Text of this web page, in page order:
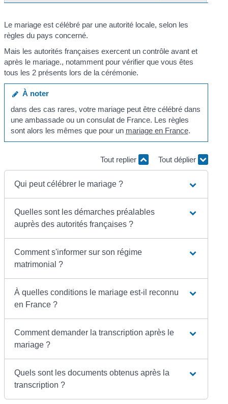
Le mariage est célébré par une autorité locale, selon les
règles du pays concerné.
Mais les autorités françaises exercent un contrôle avant et
après le mariage., notamment pour vérifier que vous êtes
tous les 2 présents lors de la cérémonie.
À noter
dans des cas rares, votre mariage peut être célébré dans
une ambassade ou un consulat de France. Les règles
sont alors les mêmes que pour un mariage en France.
Tout replier Tout déplier
Qui peut célébrer le mariage ?
Quelles sont les démarches préalables
auprès des autorités françaises ?
Comment s'informer sur son régime
matrimonial ?
À quelles conditions le mariage est-il reconnu
en France ?
Comment demander la transcription après le
mariage ?
Quels sont les documents obtenus après la
transcription ?